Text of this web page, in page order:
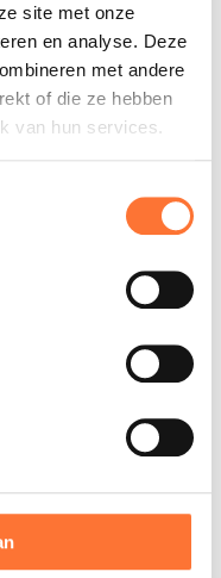
site met onze
en analyse. Deze
met andere
of die ze hebben
van hun services.